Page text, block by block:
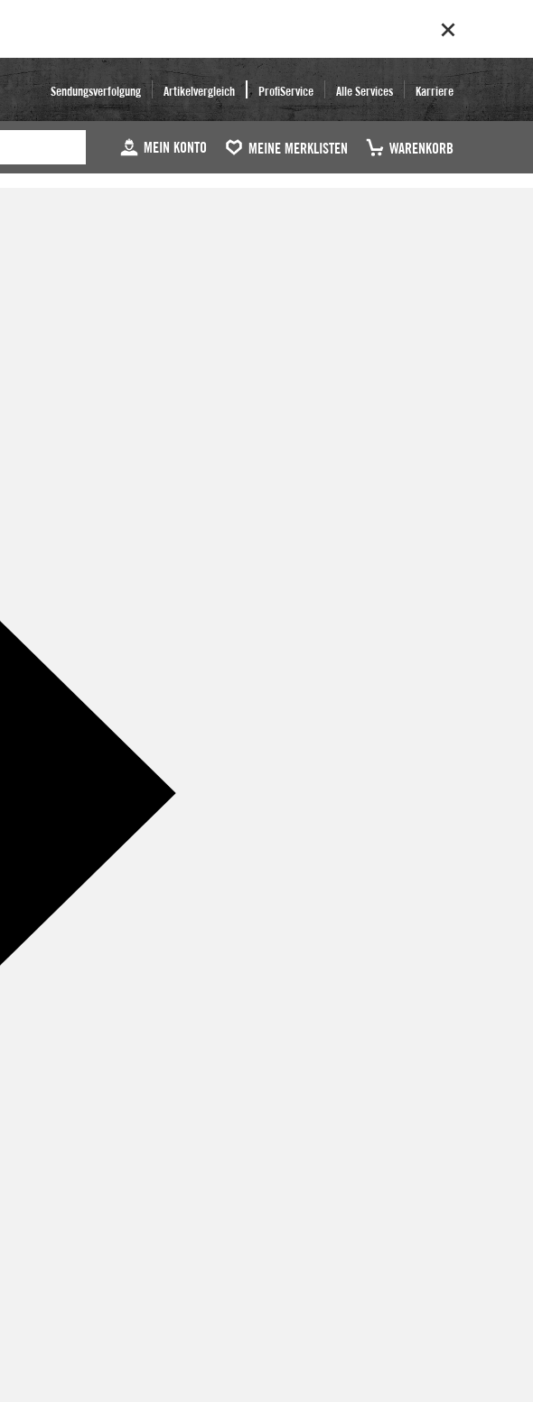
Sendungsverfolgung Artikelvergleich ProfiService Alle Services Karriere
MEIN KONTO MEINE MERKLISTEN WARENKORB